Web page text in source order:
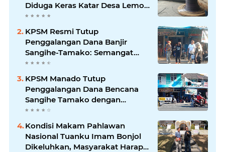
Diduga Keras Katar Desa Lemo
Disebut Handle Kordinasi
KPSM Resmi Tutup
Penggalangan Dana Banjir
Sangihe-Tamako: Semangat
Kebersamaan & Solidaritas
Tetap Terjaga
KPSM Manado Tutup
Penggalangan Dana Bencana
Sangihe Tamako dengan
Semangat Tinggi, Dihadiri
Banyak Seniman Ibu Kota
Kondisi Makam Pahlawan
Nasional Tuanku Imam Bonjol
Dikeluhkan, Masyarakat Harap